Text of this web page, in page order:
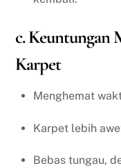
c. Keuntungan
Karpet
Menghemat
Karpet lebih
Bebas tungau,